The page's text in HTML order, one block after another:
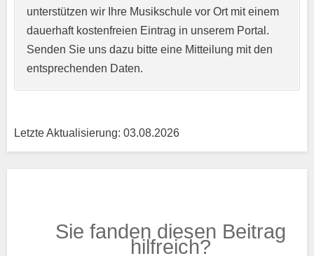
Kurzprofil der Musikschule*
Trägertyp*
unterstützen wir Ihre Musikschule vor Ort mit einem
dauerhaft kostenfreien Eintrag in unserem Portal.
Senden Sie uns dazu bitte eine Mitteilung mit den
entsprechenden Daten.
Letzte Aktualisierung: 03.08.2026
Sie fanden diesen Beitrag
hilfreich?